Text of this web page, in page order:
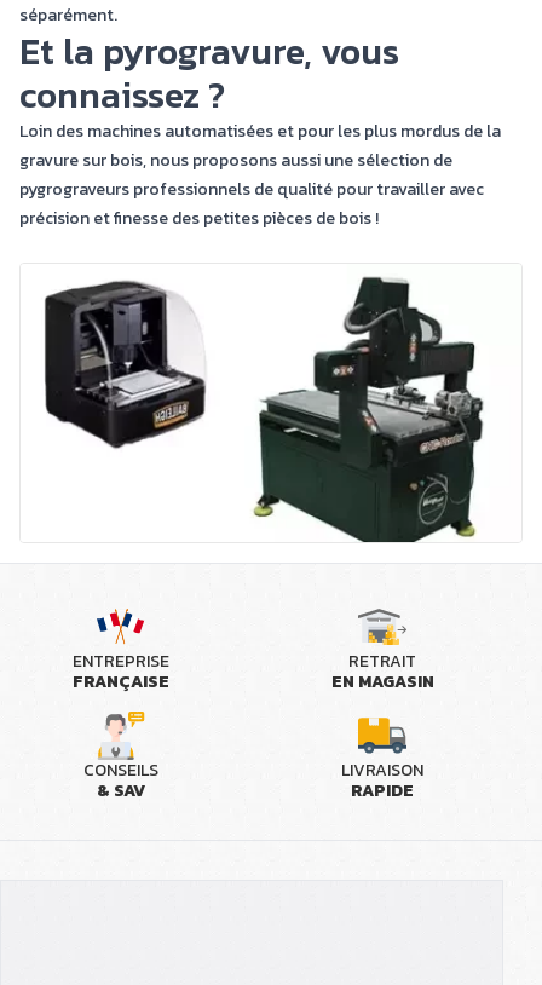
séparément.
Et la pyrogravure, vous
connaissez ?
Loin des machines automatisées et pour les plus mordus de la
gravure sur bois, nous proposons aussi une sélection de
pygrograveurs professionnelsde qualité pour travailler avec
précision et finesse des petites pièces de bois !
ENTREPRISE
FRANÇAISE
RETRAIT
EN MAGASIN
CONSEILS
& SAV
LIVRAISON
RAPIDE